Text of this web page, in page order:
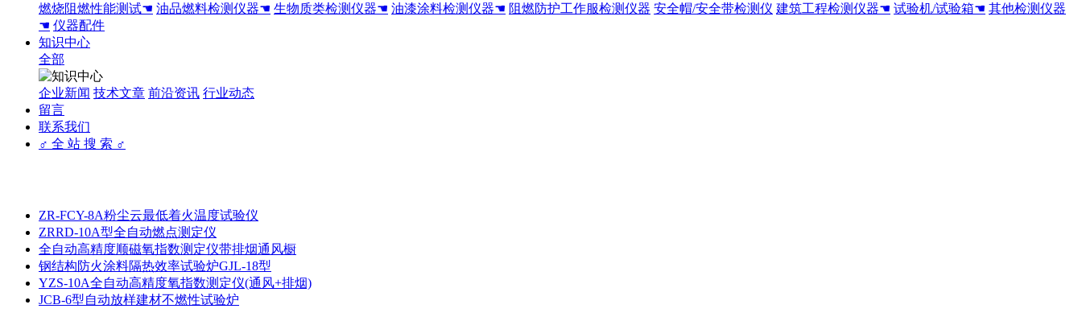
燃烧阻燃性能测试☚ 油品燃料检测仪器☚ 生物质类检测仪器☚ 油漆涂料检测仪器☚ 阻燃防护工作服检测仪器 安全帽/安全带检测仪 建筑工程检测仪器☚ 试验机/试验箱☚ 其他检测仪器
☚ 仪器配件
知识中心
全部
企业新闻 技术文章 前沿资讯 行业动态
留言
联系我们
♂ 全 站 搜 索 ♂
ZR-FCY-8A粉尘云最低着火温度试验仪
ZRRD-10A型全自动燃点测定仪
全自动高精度顺磁氧指数测定仪带排烟通风橱
钢结构防火涂料隔热效率试验炉GJL-18型
YZS-10A全自动高精度氧指数测定仪(通风+排烟)
JCB-6型自动放样建材不燃性试验炉